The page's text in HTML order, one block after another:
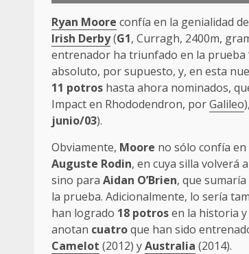
Ryan Moore confía en la genialidad
Irish Derby(G1, Curragh, 2400m,
entrenador ha triunfado en la prueba
absoluto, por supuesto, y, en esta
11 potros hasta ahora nominados,
Impact en Rhododendron, porGalileo
junio/03).
Obviamente, Moore no sólo confía
Auguste Rodin, en cuya silla volverá
sino para Aidan O’Brien, que sumaría
la prueba. Adicionalmente, lo sería
han logrado 18 potrosen la historia
anotan cuatroque han sido
Camelot (2012) yAustralia (2014).